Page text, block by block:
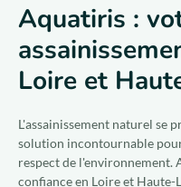
Aquatiris :
Loire et
L'assainissement naturel se
solution incontournable
respect de l'environnement.
confiance en Loire et Haute-